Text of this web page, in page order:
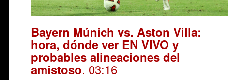
Bayern Múnich vs. Aston Villa:
hora, dónde ver EN VIVO y
probables alineaciones del
amistoso. 03:16